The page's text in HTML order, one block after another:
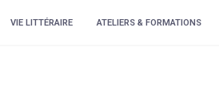
VIE LITTÉRAIRE ATELIERS & FORMATIONS